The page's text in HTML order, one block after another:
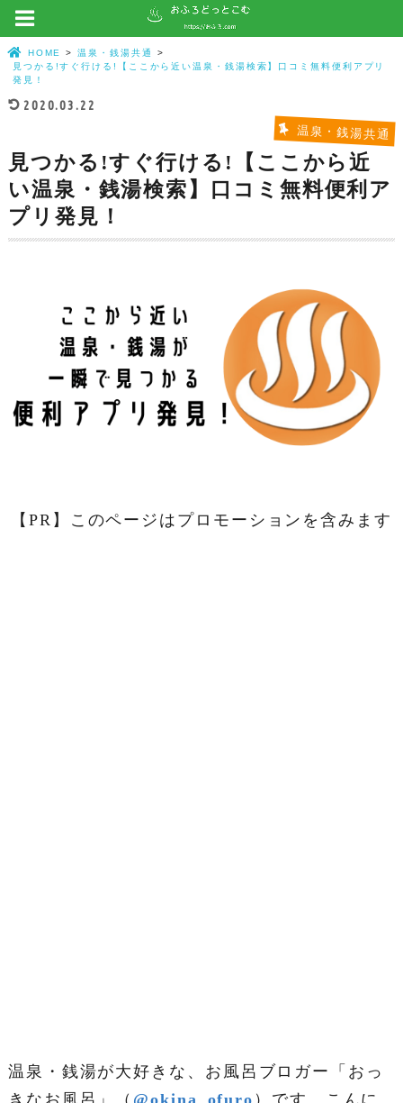
HOME
温泉・銭湯共通
見つかる!すぐ行ける!【ここから近い温泉・銭湯検索】口コミ無料便利アプリ
発見！
2020.03.22
温泉・銭湯共通
見つかる!すぐ行ける!【ここから近
い温泉・銭湯検索】口コミ無料便利ア
プリ発見！
【PR】このページはプロモーションを含みます
温泉・銭湯が大好きな、お風呂ブロガー「おっ